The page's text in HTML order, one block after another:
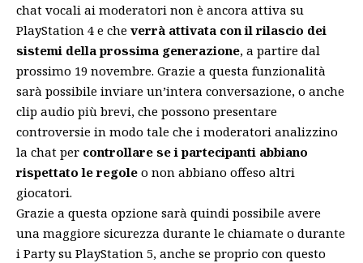
chat vocali ai moderatori non è ancora attiva su
PlayStation 4 e che verrà attivata con il rilascio dei
sistemi della prossima generazione, a partire dal
prossimo 19 novembre. Grazie a questa funzionalità
sarà possibile inviare un’intera conversazione, o anche
clip audio più brevi, che possono presentare
controversie in modo tale che i moderatori analizzino
la chat per controllare se i partecipanti abbiano
rispettato le regole o non abbiano offeso altri
giocatori.
Grazie a questa opzione sarà quindi possibile avere
una maggiore sicurezza durante le chiamate o durante
i Party su PlayStation 5, anche se proprio con questo